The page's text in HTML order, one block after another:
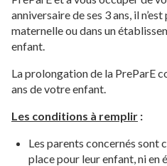
anniversaire de ses 3 ans, il
maternelle ou dans un
enfant.
La prolongation de la PreParE
ans de votre enfant.
Les conditions à remplir :
Les parents concernés sont
place pour leur enfant, ni en